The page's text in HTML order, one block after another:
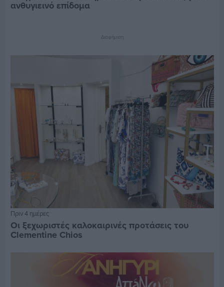
ανθυγιεινό επίδομα
Διαφήμιση
Πριν 4 ημέρες
Οι ξεχωριστές καλοκαιρινές προτάσεις του
Clementine Chios